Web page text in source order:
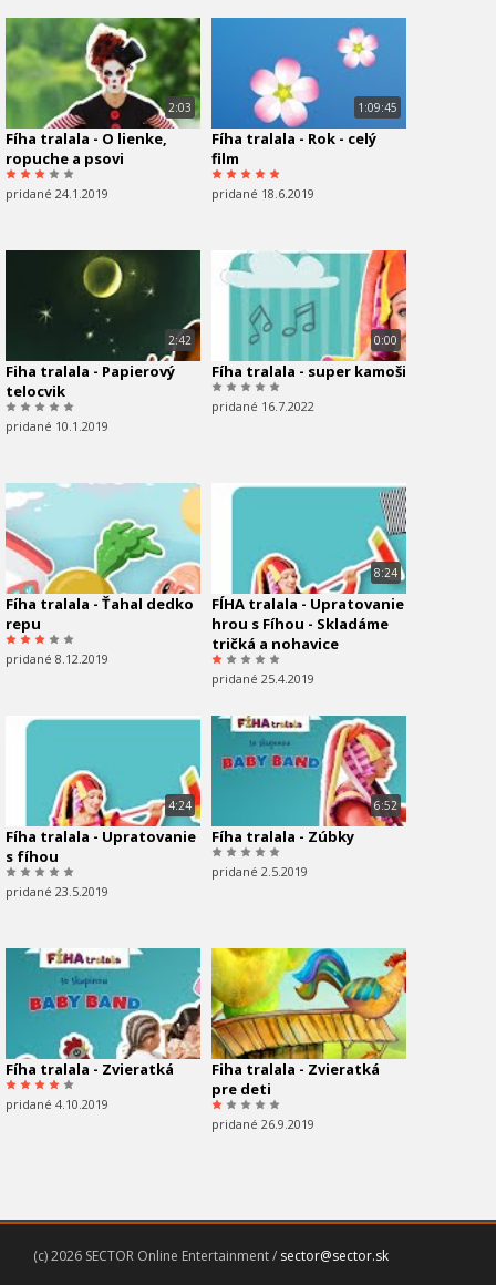
2:03
Fíha tralala - O lienke,
ropuche a psovi
pridané 24.1.2019
1:09:45
Fíha tralala - Rok - celý
film
pridané 18.6.2019
2:42
Fiha tralala - Papierový
telocvik
pridané 10.1.2019
0:00
Fíha tralala - super kamoši
pridané 16.7.2022
Fíha tralala - Ťahal dedko
repu
pridané 8.12.2019
8:24
FÍHA tralala - Upratovanie
hrou s Fíhou - Skladáme
tričká a nohavice
pridané 25.4.2019
4:24
Fíha tralala - Upratovanie
s fíhou
pridané 23.5.2019
6:52
Fíha tralala - Zúbky
pridané 2.5.2019
Fíha tralala - Zvieratká
pridané 4.10.2019
Fiha tralala - Zvieratká
pre deti
pridané 26.9.2019
(c) 2026 SECTOR Online Entertainment / sector@sector.sk